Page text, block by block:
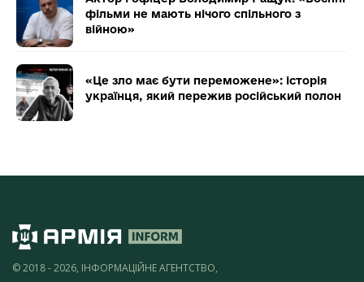
фільми не мають нічого спільного з
війною»
«Це зло має бути переможене»: історія
українця, який пережив російський полон
© 2018 - 2026, ІНФОРМАЦІЙНЕ АГЕНТСТВО,